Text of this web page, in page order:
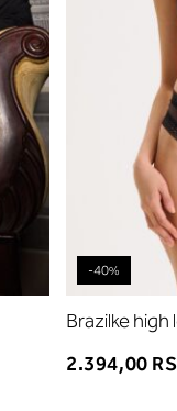
-40%
Brazilke
2.394,00